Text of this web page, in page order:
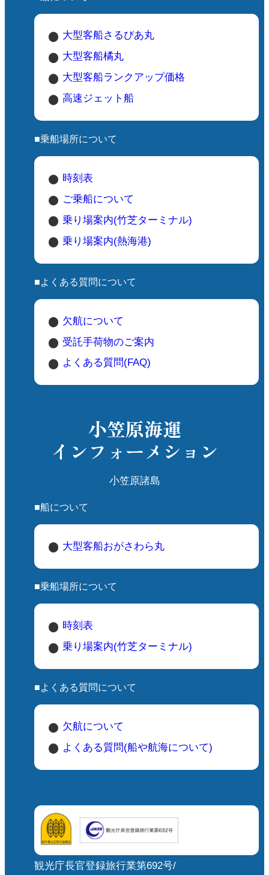
ついては、事前に公式サイトや電話で確
服装：自然観察を行うため、動きやすい
服装と靴を着用してください。
持ち物：双眼鏡やカメラを持参すると、
観察がより楽しめます。
🔹 学名Turdus celaenops
🔹 生息地
主に 伊豆諸島（特に三宅島） に分布
三宅島では留鳥（1年中生息） として見ら
れます
小笠原諸島でも少数が確認されています
全長：約 23cm
胸から腹にかけて赤褐色（名前の由来）
頭部と背中は黒褐色で、目の周りに白い
🔹 鳴き声
ずりが活発になります
🔹 生態
昆虫、果実、木の実などを食べます
地上を跳ねるように歩きながら餌を探す
🔹 保護状況
環境省レッドリスト：絶滅危惧Ⅱ類
（VU）
どにより数が減少
三宅島では保護活動が行われており、観
アカコッコ館は、三宅島の豊かな自然を
学び、体験できる貴重な施設です。自然
最適なスポットです。島の自然を深く知
ることで、三宅島の魅力をより一層感じ
大型客船さるびあ丸
大型客船橘丸
大型客船ランクアップ価格
高速ジェット船
■乗船場所について
時刻表
ご乗船について
乗り場案内(竹芝ターミナル)
乗り場案内(熱海港)
■よくある質問について
欠航について
受託手荷物のご案内
よくある質問(FAQ)
小笠原海運
インフォーメション
小笠原諸島
■船について
大型客船おがさわら丸
■乗船場所について
時刻表
乗り場案内(竹芝ターミナル)
■よくある質問について
欠航について
よくある質問(船や航海について)
観光庁長官登録旅行業第692号/